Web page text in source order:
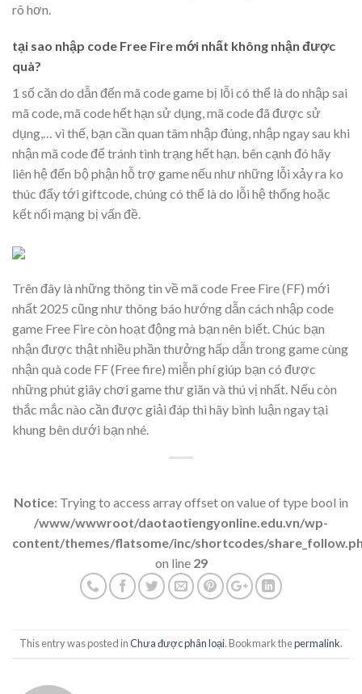
rõ hơn.
tại sao nhập code Free Fire mới nhất không nhận được
quà?
1 số căn do dẫn đến mã code game bị lỗi có thể là do nhập sai
mã code, mã code hết hạn sử dụng, mã code đã được sử
dụng,… vì thế, bạn cần quan tâm nhập đúng, nhập ngay sau khi
nhận mã code để tránh tình trạng hết hạn. bên cạnh đó hãy
liên hệ đến bộ phận hỗ trợ game nếu như những lỗi xảy ra ko
thúc đẩy tới giftcode, chúng có thể là do lỗi hệ thống hoặc
kết nối mạng bị vấn đề.
Trên đây là những thông tin về mã code Free Fire (FF) mới
nhất 2025 cũng như thông báo hướng dẫn cách nhập code
game Free Fire còn hoạt động mà bạn nên biết. Chúc bạn
nhận được thật nhiều phần thưởng hấp dẫn trong game cùng
nhận quà code FF (Free fire) miễn phí giúp bạn có được
những phút giây chơi game thư giãn và thú vị nhất. Nếu còn
thắc mắc nào cần được giải đáp thì hãy bình luận ngay tại
khung bên dưới bạn nhé.
Notice: Trying to access array offset on value of type bool in
/www/wwwroot/daotaotiengyonline.edu.vn/wp-
content/themes/flatsome/inc/shortcodes/
on line 29
This entry was posted inChưa được phân loại. Bookmark thepermalink.